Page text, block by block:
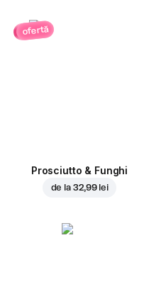
ofertă
Prosciutto & Funghi
de la 32,99 lei